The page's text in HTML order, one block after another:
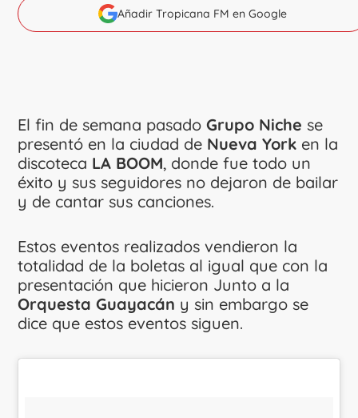
Añadir Tropicana FM en Google
El fin de semana pasadoGrupo Niche se
presentó en la ciudad de Nueva York en la
discoteca LA BOOM, donde fue todo un
éxito y sus seguidores no dejaron de bailar
y de cantar sus canciones.
Estos eventos realizados vendieron la
totalidad de la boletas al igual que con la
presentación que hicieron Junto a la
Orquesta Guayacán y sin embargo se
dice que estos eventos siguen.